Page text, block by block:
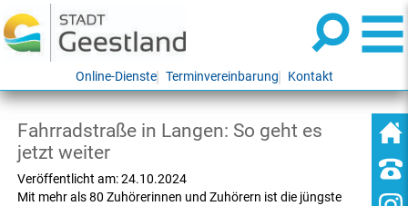
Online-Dienste Terminvereinbarung Kontakt
Fahrradstraße in Langen: So geht es
jetzt weiter
Veröffentlicht am:24.10.2024
Mit mehr als 80 Zuhörerinnen und Zuhörern ist die jüngste